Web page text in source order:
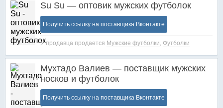
Su Su — оптовик мужских футболок
Получить ссылку на поставщика Вконтакте
У продавца продается Мужские футболки, Футболки
Мухтадо Валиев — поставщик мужских
носков и футболок
Получить ссылку на поставщика Вконтакте